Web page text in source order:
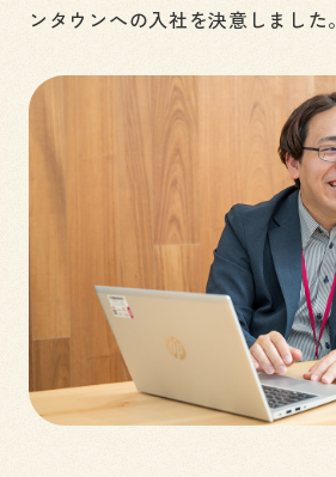
ンタウンへの入社を決意しました。